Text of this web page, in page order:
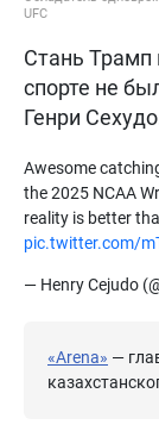
UFC
Стань
спорте не
Генри
Awesome
the 2025 NCAA
reality is better
pic.twitter.com/
— Henry Cejudo
«Arena» —